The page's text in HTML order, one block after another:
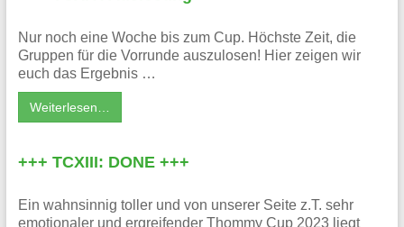
Nur noch eine Woche bis zum Cup. Höchste Zeit, die
Gruppen für die Vorrunde auszulosen! Hier zeigen wir
euch das Ergebnis …
Weiterlesen…
+++ TCXIII: DONE +++
Ein wahnsinnig toller und von unserer Seite z.T. sehr
emotionaler und ergreifender Thommy Cup 2023 liegt